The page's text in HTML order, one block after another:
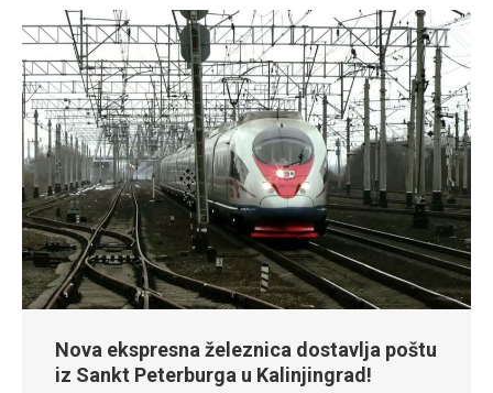
Nova ekspresna železnica dostavlja poštu
iz Sankt Peterburga u Kalinjingrad!